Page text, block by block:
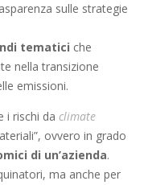
sulle strategie
tematici che
nella transizione
emissioni.
i rischi da climate
ovvero in grado
di un’azienda.
ma anche per